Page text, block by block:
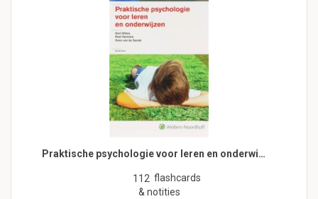
Praktische psychologie voor leren en onderwi…
112 flashcards
& notities